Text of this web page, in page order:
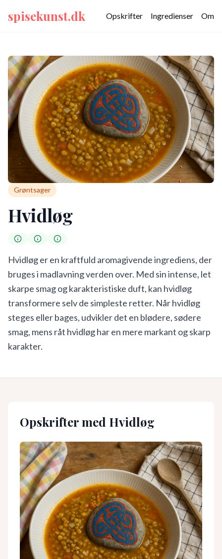
spisekunst.dk Opskrifter Ingredienser Om
Grøntsager
Hvidløg
Hvidløg er en kraftfuld aromagivende ingrediens, der
bruges i madlavning verden over. Med sin intense, let
skarpe smag og karakteristiske duft, kan hvidløg
transformere selv de simpleste retter. Når hvidløg
steges eller bages, udvikler det en blødere, sødere
smag, mens råt hvidløg har en mere markant og skarp
karakter.
Opskrifter med Hvidløg